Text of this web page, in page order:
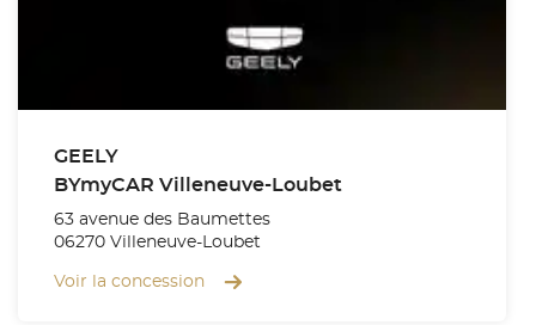
GEELY
BYmyCAR Villeneuve-Loubet
63 avenue des Baumettes
06270 Villeneuve-Loubet
Voir la concession